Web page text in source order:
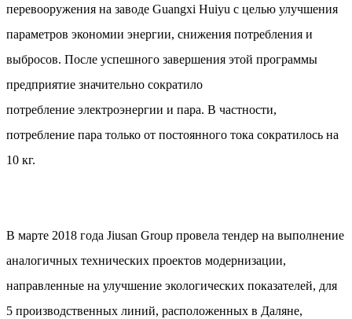
перевооружения на заводе Guangxi Huiyu с целью улучшения
параметров экономии энергии, снижения потребления и
выбросов. После успешного завершения этой программы
предприятие значительно сократило
потребление электроэнергии и пара. В частности,
потребление пара только от постоянного тока сократилось на
10 кг.
В марте 2018 года Jiusan Group провела тендер на выполнение
аналогичных технических проектов модернизации,
направленные на улучшение экологических показателей, для
5 производственных линий, расположенных в Даляне,